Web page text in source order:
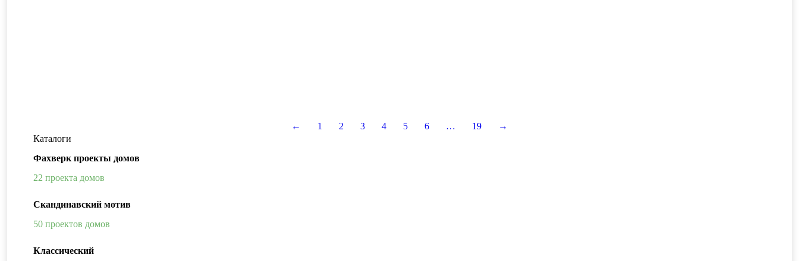
← 1 2 3 4 5 6 … 19
→
Каталоги
Фахверк проекты домов
22 проекта домов
Скандинавский мотив
50 проектов домов
Классический